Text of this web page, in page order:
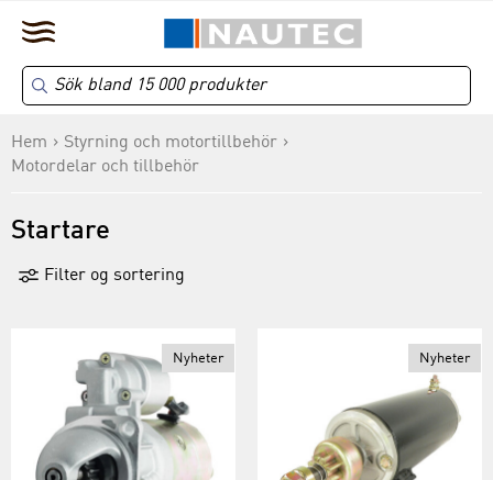
Hem
Styrning och motortillbehör
Motordelar och tillbehör
Startare
Filter og sortering
Nyheter Nyheter